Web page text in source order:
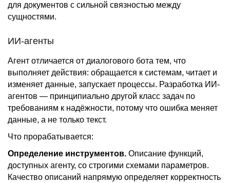
для документов с сильной связностью между
сущностями.
ИИ-агенты
Агент отличается от диалогового бота тем, что
выполняет действия: обращается к системам, читает и
изменяет данные, запускает процессы. Разработка ИИ-
агентов — принципиально другой класс задач по
требованиям к надёжности, потому что ошибка меняет
данные, а не только текст.
Что прорабатывается:
Определение инструментов. Описание функций,
доступных агенту, со строгими схемами параметров.
Качество описаний напрямую определяет корректность